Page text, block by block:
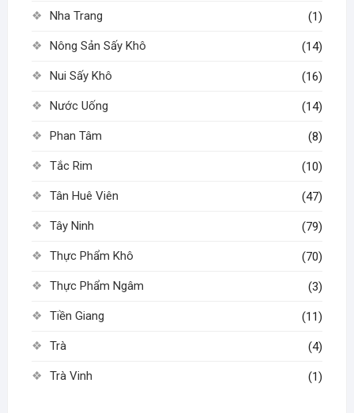
Nha Trang (1)
Nông Sản Sấy Khô (14)
Nui Sấy Khô (16)
Nước Uống (14)
Phan Tâm (8)
Tắc Rim (10)
Tân Huê Viên (47)
Tây Ninh (79)
Thực Phẩm Khô (70)
Thực Phẩm Ngâm (3)
Tiền Giang (11)
Trà (4)
Trà Vinh (1)